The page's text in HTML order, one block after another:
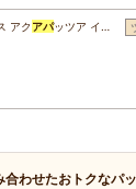
アクアパッツア イ…
わせたおトクなパ